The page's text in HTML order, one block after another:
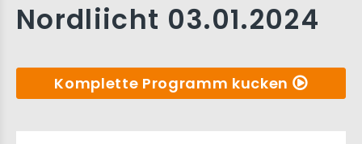
Nordliicht 03.01.2024
Komplette Programm kucken